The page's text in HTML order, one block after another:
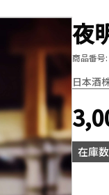
夜
商品番号
日本酒
在庫